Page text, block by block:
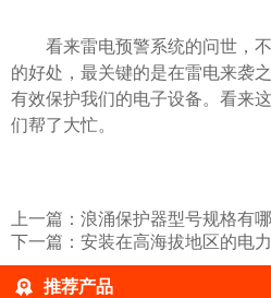
看来雷电预警系统的问世，不
的好处，最关键的是在雷电来袭
有效保护我们的电子设备。看来
们帮了大忙。
上一篇： 浪涌保护器型号规格有
下一篇： 安装在高海拔地区的电力设备，
推荐产品